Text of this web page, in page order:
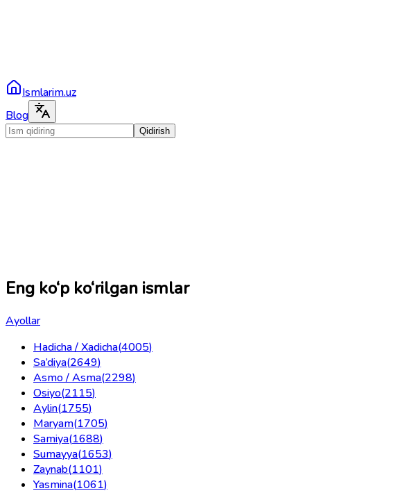
Ismlarim.uz
Blog
Qidirish
Eng ko‘p ko‘rilgan ismlar
Ayollar
Hadicha / Xadicha(4005)
Sa’diya(2649)
Asmo / Asma(2298)
Osiyo(2115)
Aylin(1755)
Maryam(1705)
Samiya(1688)
Sumayya(1653)
Zaynab(1101)
Yasmina(1061)